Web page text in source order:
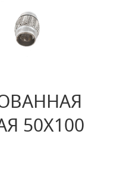
50X100